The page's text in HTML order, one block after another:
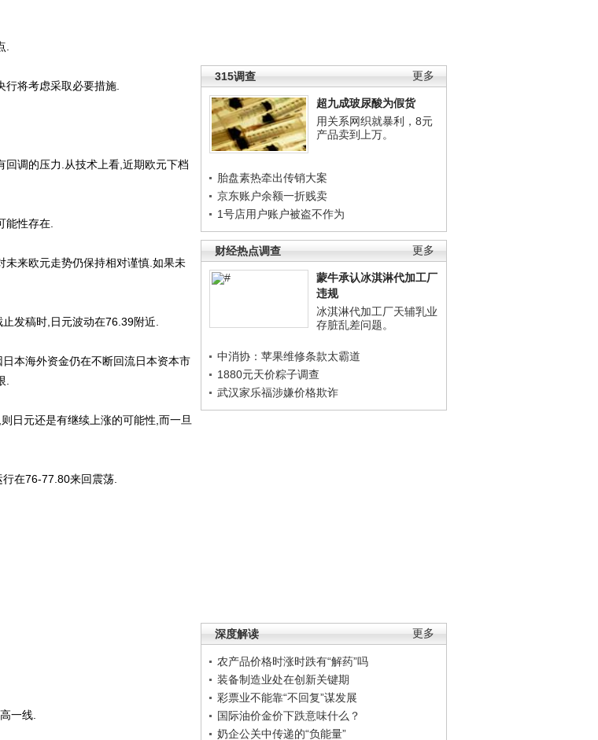
更多
315调查
超九成玻尿酸为假货
用关系网织就暴利，8元
产品卖到上万。
胎盘素热牵出传销大案
京东账户余额一折贱卖
1号店用户账户被盗不作为
更多
财经热点调查
蒙牛承认冰淇淋代加工厂
违规
冰淇淋代加工厂天辅乳业
存脏乱差问题。
中消协：苹果维修条款太霸道
1880元天价粽子调查
武汉家乐福涉嫌价格欺诈
更多
深度解读
农产品价格时涨时跌有“解药”吗
装备制造业处在创新关键期
彩票业不能靠“不回复”谋发展
国际油价金价下跌意味什么？
奶企公关中传递的“负能量”
.
将考虑采取必要措施.
调的压力.从技术上看,近期欧元下档
性存在.
来欧元走势仍保持相对谨慎.如果未
发稿时,日元波动在76.39附近.
本海外资金仍在不断回流日本资本市
.
元还是有继续上涨的可能性,而一旦
在76-77.80来回震荡.
一线.